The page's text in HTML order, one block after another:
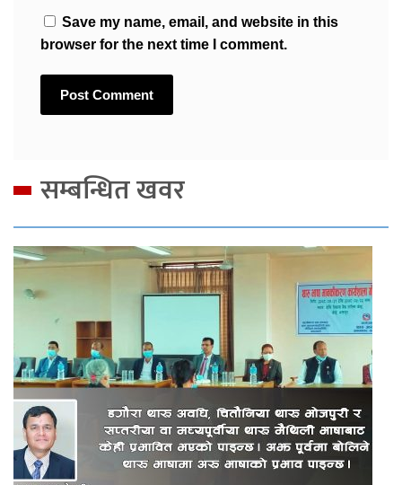
Save my name, email, and website in this
browser for the next time I comment.
सम्बन्धित खवर